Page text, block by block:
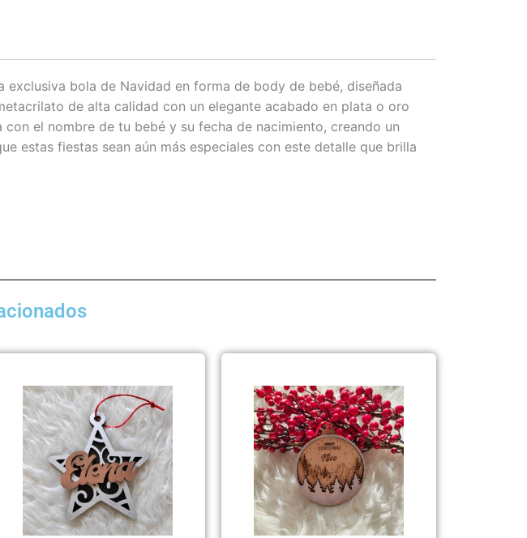
bola de Navidad en forma de body de bebé, diseñada
de alta calidad con un elegante acabado en plata o oro
el nombre de tu bebé y su fecha de nacimiento, creando un
estas fiestas sean aún más especiales con este detalle que brilla